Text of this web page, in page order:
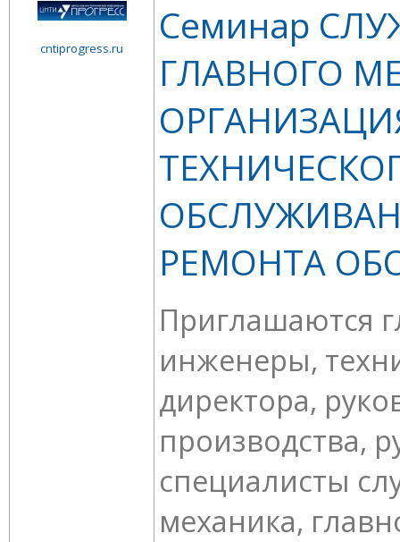
cntiprogress.ru
Семинар
ГЛАВНОГО
РЕМОНТА
Приглашаются
инженеры,
директора,
производства,
специалисты
механика,